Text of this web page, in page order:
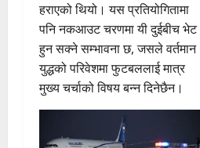
हराएको थियो। यस प्रतियोगितामा
पनि नकआउट चरणमा यी दुईबीच भेट
हुन सक्ने सम्भावना छ, जसले वर्तमान
युद्धको परिवेशमा फुटबललाई मात्र
मुख्य चर्चाको विषय बन्न दिनेछैन।